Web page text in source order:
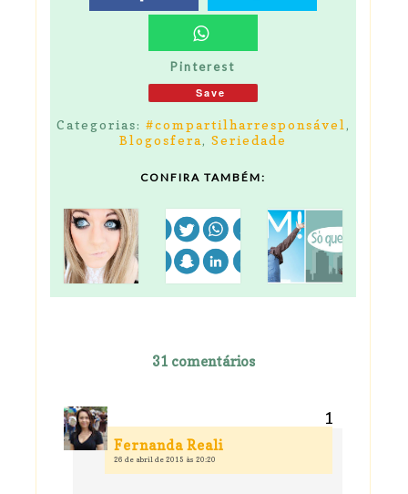
Pinterest
Save
Categorias: #compartilharresponsável ,
Blogosfera, Seriedade
CONFIRA TAMBÉM:
31 comentários
Fernanda Reali
26 de abril de 2015 às 20:20